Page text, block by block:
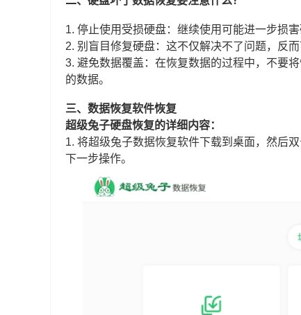
1. 停止使用受损硬盘：继续使用可能进一步损
2. 别盲目修复硬盘：这不仅解决不了问题，反
3. 避免数据覆盖：在恢复数据的过程中，不要
的数据。
三、数据恢复软件恢复
超级兔子硬盘恢复的详细内容：
1. 将超级兔子数据恢复软件下载到桌面，然后
下一步操作。